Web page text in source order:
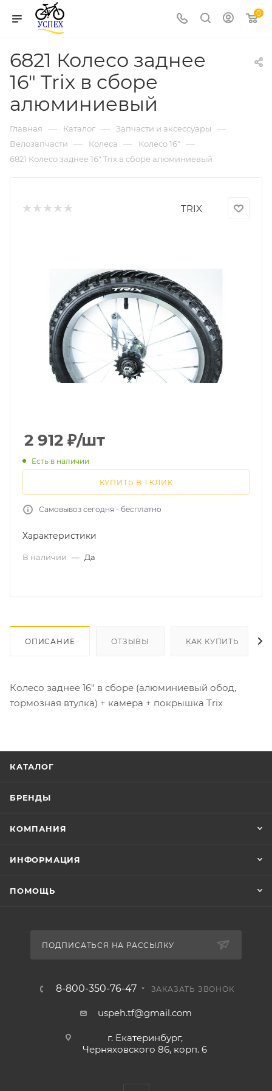
0
6821 Колесо заднее
16" Trix в сборе
алюминиевый
Главная — Каталог — Запчасти и аксессуары —
Велозапчасти — Колеса — Колесо 16" —
6821 Колесо заднее 16" Trix в сборе алюминиевый
TRIX
2 912 ₽/шт
Есть в наличии
КУПИТЬ В 1 КЛИК
Самовывоз сегодня - бесплатно
Характеристики
В наличии — Да
ОПИСАНИЕ ОТЗЫВЫ КАК КУПИТЬ
Колесо заднее 16" в сборе (алюминиевый обод,
тормозная втулка) + камера + покрышка Trix
КАТАЛОГ
БРЕНДЫ
КОМПАНИЯ
ИНФОРМАЦИЯ
ПОМОЩЬ
ПОДПИСАТЬСЯ НА РАССЫЛКУ
8-800-350-76-47 ЗАКАЗАТЬ ЗВОНОК
uspeh.tf@gmail.com
г. Екатеринбург,
Черняховского 86, корп. 6​